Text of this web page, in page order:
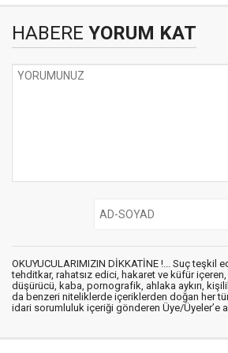
HABERE YORUM KAT
OKUYUCULARIMIZIN DİKKATİNE !... Suç teşkil
tehditkar, rahatsız edici, hakaret ve küfür içeren,
düşürücü, kaba, pornografik, ahlaka aykırı,
da benzeri niteliklerde içeriklerden doğan her
idari sorumluluk içeriği gönderen Üye/Üyeler’e